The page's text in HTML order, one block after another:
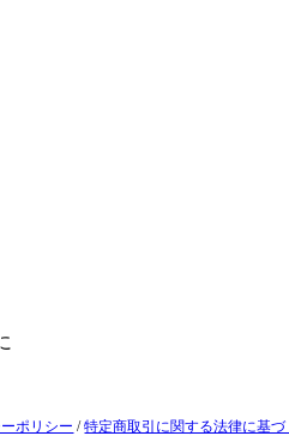
ポリシー /特定商取引に関する法律に基